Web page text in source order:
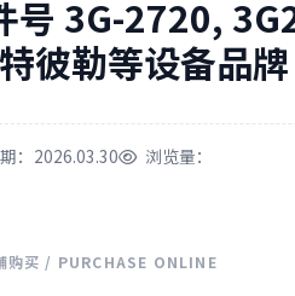
三一 奔驰
号 3G-2720,
彼勒等设备品牌
：2026.03.30 浏览量：
购买 / PURCHASE ONLINE